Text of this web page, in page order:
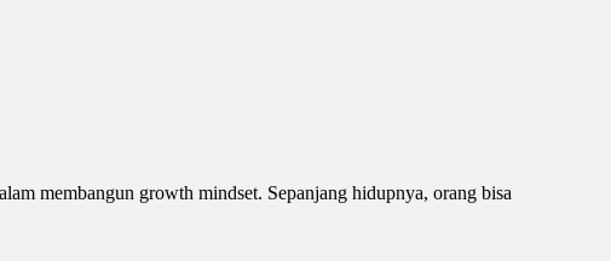
membangun growth mindset. Sepanjang hidupnya, orang bisa